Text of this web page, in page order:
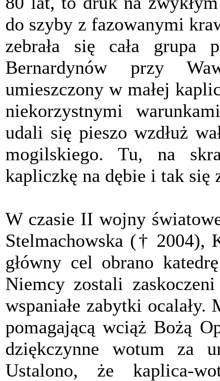
do szyby z fazowanymi
zebrała się cała grupa
Bernardynów przy
umieszczony w małej
niekorzystnymi
udali się pieszo wzdłuż
mogilskiego. Tu, na
kapliczkę na dębie i tak się
W czasie II wojny
Stelmachowska († 2004),
główny cel obrano
Niemcy zostali
wspaniałe zabytki
pomagającą wciąż Bożą
dziękczynne wotum za
Ustalono, że kaplica-